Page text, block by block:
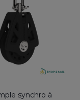
synchro à